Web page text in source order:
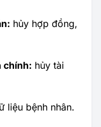
hủy hợp đồng,
chính: hủy tài
liệu bệnh nhân.